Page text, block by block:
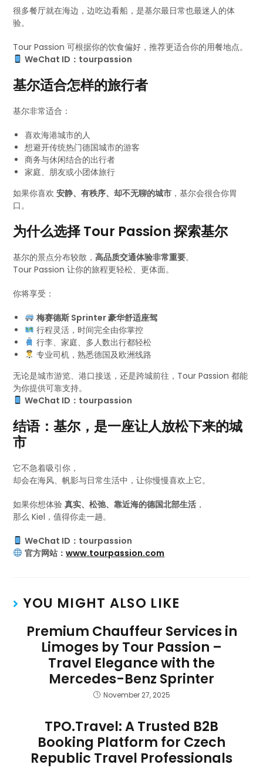
很多餐厅就在海边，边吃边看船，是基尔最日常也最迷人的体
验。
Tour Passion 可根据你的饮食偏好，推荐更适合你的用餐地点。
WeChat ID：tourpassion
基尔适合怎样的旅行者
基尔非常适合：
喜欢海港城市的人
想避开传统热门德国城市的游客
商务与休闲结合的出行者
家庭、朋友或小团体旅行
如果你喜欢安静、有秩序、却不无聊的城市 ，基尔会很合你胃
口。
为什么选择 Tour Passion 探索基尔
基尔的景点分布较散，高品质交通体验非常重要。
Tour Passion 让你的旅程更轻松、更体面。
你将享受：
梅赛德斯 Sprinter 豪华舒适座驾
行程灵活，时间完全由你掌控
行李、家庭、多人数出行都轻松
专业司机，熟悉德国及欧洲线路
无论是城市游览、港口接送，还是跨城前往，Tour Passion 都能
为你提供可靠支持。
WeChat ID：tourpassion
结语：基尔，是一座让人放松下来的城
市
它不急着吸引你，
却会在海风、帆影与日常生活中，让你慢慢喜欢上它。
如果你想体验真实、松弛、靠近海的德国北部生活 ，
那么 Kiel，值得你走一趟。
WeChat ID：tourpassion
官方网站：www.tourpassion.com
YOU MIGHT ALSO LIKE
Premium Chauffeur Services in
Limoges by Tour Passion –
Travel Elegance with the
Mercedes-Benz Sprinter
November 27, 2025
TPO.Travel: A Trusted B2B
Booking Platform for Czech
Republic Travel Professionals